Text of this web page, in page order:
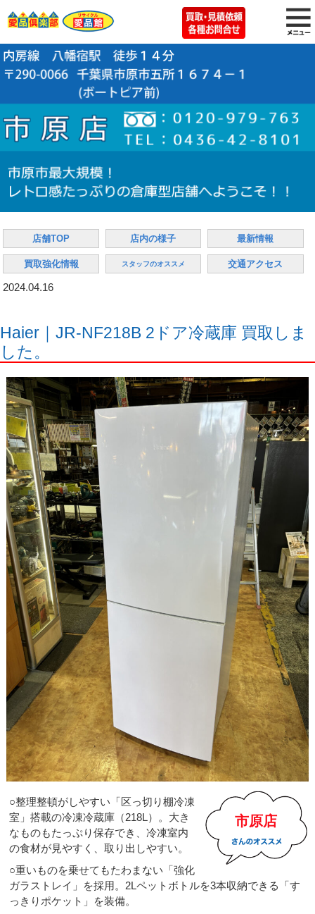
店舗TOP 店内の様子 最新情報
買取強化情報 スタッフのオススメ 交通アクセス
2024.04.16
Haier｜JR-NF218B 2ドア冷蔵庫 買取しま
した。
市原店
○整理整頓がしやすい「区っ切り棚冷凍
室」搭載の冷凍冷蔵庫（218L）。大き
なものもたっぷり保存でき、冷凍室内
の食材が見やすく、取り出しやすい。
○重いものを乗せてもたわまない「強化
ガラストレイ」を採用。2Lペットボトルを3本収納できる「す
っきりポケット」を装備。